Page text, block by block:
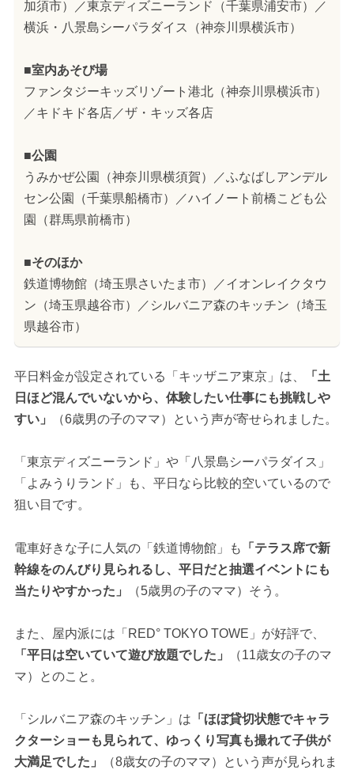
加須市）／東京ディズニーランド（千葉県浦安市）／
横浜・八景島シーパラダイス（神奈川県横浜市）
■室内あそび場
ファンタジーキッズリゾート港北（神奈川県横浜市）
／キドキド各店／ザ・キッズ各店
■公園
うみかぜ公園（神奈川県横須賀）／ふなばしアンデル
セン公園（千葉県船橋市）／ハイノート前橋こども公
園（群馬県前橋市）
■そのほか
鉄道博物館（埼玉県さいたま市）／イオンレイクタウ
ン（埼玉県越谷市）／シルバニア森のキッチン（埼玉
県越谷市）
平日料金が設定されている「キッザニア東京」は、
「土
日ほど混んでいないから、体験したい仕事にも挑戦しや
すい」
（6歳男の子のママ）という声が寄せられました。
「東京ディズニーランド」や「八景島シーパラダイス」
「よみうりランド」も、平日なら比較的空いているので
狙い目です。
電車好きな子に人気の「鉄道博物館」も
「テラス席で新
幹線をのんびり見られるし、平日だと抽選イベントにも
当たりやすかった」
（5歳男の子のママ）そう。
また、屋内派には「RED° TOKYO TOWE」が好評で、
「平日は空いていて遊び放題でした」
（11歳女の子のマ
マ）とのこと。
「シルバニア森のキッチン」は 「ほぼ貸切状態でキャラ
クターショーも見られて、ゆっくり写真も撮れて子供が
大満足でした」
（8歳女の子のママ）という声が見られま